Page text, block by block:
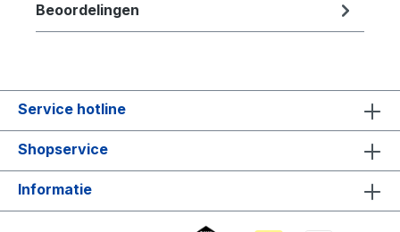
Beoordelingen
Service hotline
Shopservice
Informatie